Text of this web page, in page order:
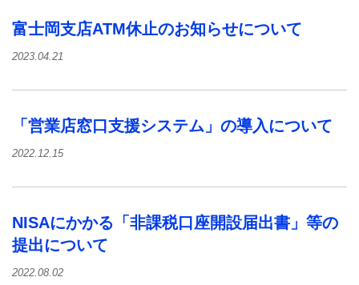
富士岡支店ATM休止のお知らせについて
2023.04.21
「営業店窓口支援システム」の導入について
2022.12.15
NISAにかかる「非課税口座開設届出書」等の
提出について
2022.08.02